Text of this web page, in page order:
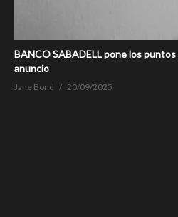
BANCO SABADELL pone los
anuncio
Jane Bond 20/09/2025